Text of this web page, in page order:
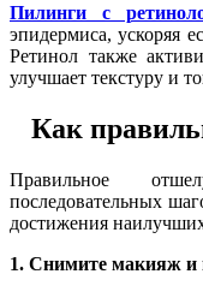
Пилинги с
эпидермиса, ускоряя
Ретинол также
улучшает текстуру и
Как
Правильное
последовательных
достижения наилучших
1. Снимите макияж и